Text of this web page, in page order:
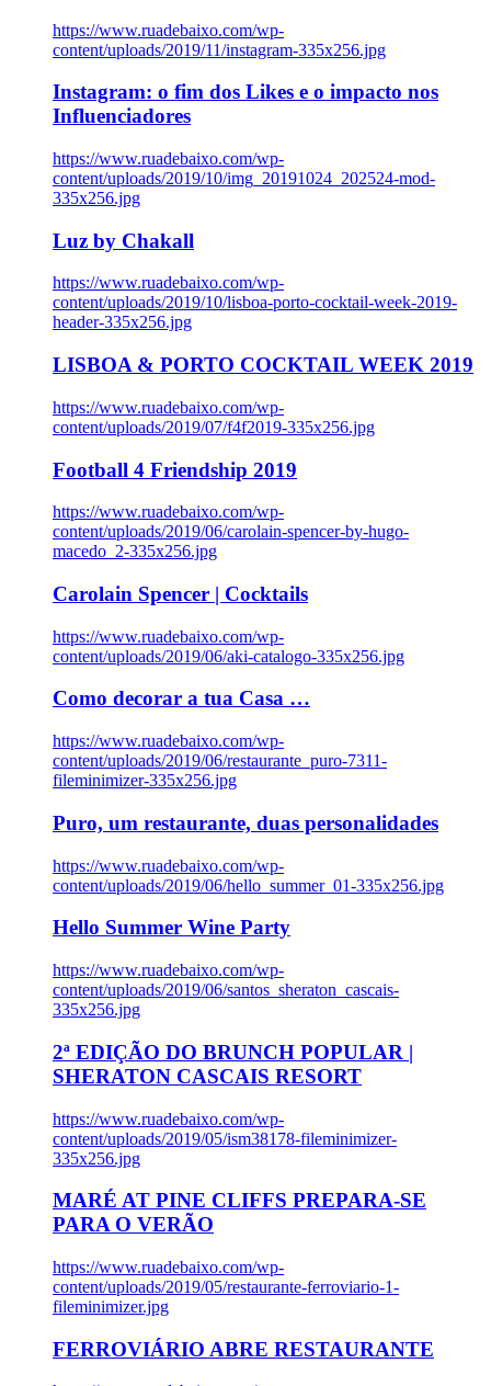
https://www.ruadebaixo.com/wp-
content/uploads/2019/11/instagram-335x256.jpg
Instagram: o fim dos Likes e o impacto nos
Influenciadores
https://www.ruadebaixo.com/wp-
content/uploads/2019/10/img_20191024_202524-mod-
335x256.jpg
Luz by Chakall
https://www.ruadebaixo.com/wp-
content/uploads/2019/10/lisboa-porto-cocktail-week-2019-
header-335x256.jpg
LISBOA & PORTO COCKTAIL WEEK 2019
https://www.ruadebaixo.com/wp-
content/uploads/2019/07/f4f2019-335x256.jpg
Football 4 Friendship 2019
https://www.ruadebaixo.com/wp-
content/uploads/2019/06/carolain-spencer-by-hugo-
macedo_2-335x256.jpg
Carolain Spencer | Cocktails
https://www.ruadebaixo.com/wp-
content/uploads/2019/06/aki-catalogo-335x256.jpg
Como decorar a tua Casa …
https://www.ruadebaixo.com/wp-
content/uploads/2019/06/restaurante_puro-7311-
fileminimizer-335x256.jpg
Puro, um restaurante, duas personalidades
https://www.ruadebaixo.com/wp-
content/uploads/2019/06/hello_summer_01-335x256.jpg
Hello Summer Wine Party
https://www.ruadebaixo.com/wp-
content/uploads/2019/06/santos_sheraton_cascais-
335x256.jpg
2ª EDIÇÃO DO BRUNCH POPULAR |
SHERATON CASCAIS RESORT
https://www.ruadebaixo.com/wp-
content/uploads/2019/05/ism38178-fileminimizer-
335x256.jpg
MARÉ AT PINE CLIFFS PREPARA-SE
PARA O VERÃO
https://www.ruadebaixo.com/wp-
content/uploads/2019/05/restaurante-ferroviario-1-
fileminimizer.jpg
FERROVIÁRIO ABRE RESTAURANTE